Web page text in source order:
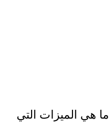
ما هي الميزات التي